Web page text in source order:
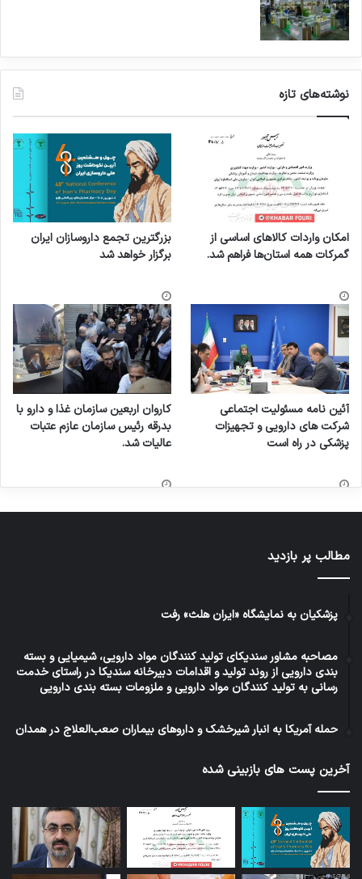
نوشته‌های تازه
امکان واردات کالاهای اساسی از
گمرکات همه استان‌ها فراهم شد.
بزرگترین تجمع داروسازان ایران
برگزار خواهد شد
آئین نامه مسئولیت اجتماعی
شرکت های دارویی و تجهیزات
پزشکی در راه است
کاروان اربعین سازمان غذا و دارو با
بدرقه رئیس سازمان عازم عتبات
عالیات شد.
مطالب پر بازدید
پزشکیان به نمایشگاه «ایران هلث» رفت
مصاحبه مشاور سندیکای تولید کنندگان مواد دارویی، شیمیایی و بسته
بندی دارویی از روند تولید و اقدامات دبیرخانه سندیکا در راستای خدمت
رسانی به تولید کنندگان مواد دارویی و ملزومات بسته بندی دارویی
حمله آمریکا به انبار شیرخشک و داروهای بیماران صعب‌العلاج در همدان
آخرین پست های بازبینی شده